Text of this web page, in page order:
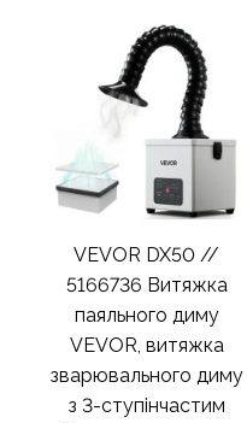
VEVOR DX50 //
5166736 Витяжка
паяльного диму
VEVOR, витяжка
зварювального диму
з 3-ступінчастим